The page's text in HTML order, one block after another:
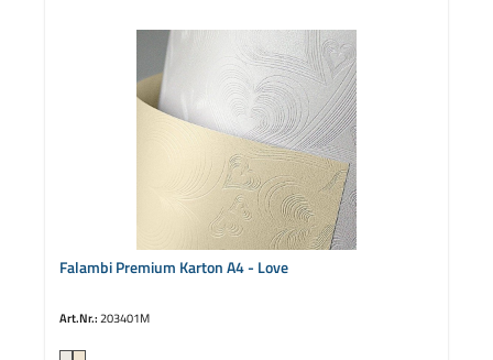
Falambi Premium Karton A4 - Love
Art.Nr.:203401M